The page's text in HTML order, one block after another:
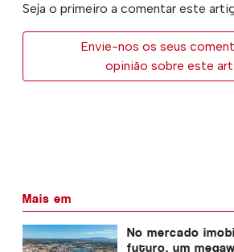
Seja o primeiro a comentar este
Envie-nos os seus
opinião sobre este
Mais em
No mercado
futuro, um